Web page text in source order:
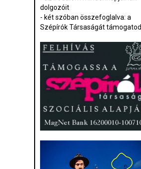
dolgozóit
- két szóban összefoglalva: a
Szépírók Társaságát támogatod